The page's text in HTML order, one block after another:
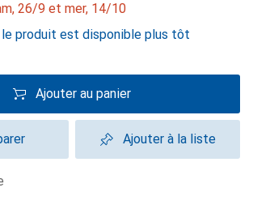
26/9 et mer, 14/10
produit est disponible plus tôt
Ajouter au panier
Ajouter à la liste